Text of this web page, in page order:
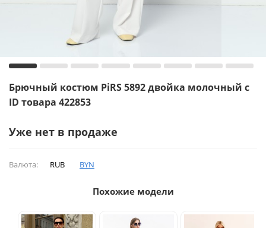
Брючный костюм PiRS 5892 двойка молочный с
ID товара 422853
Уже нет в продаже
Валюта: RUB BYN
Похожие модели